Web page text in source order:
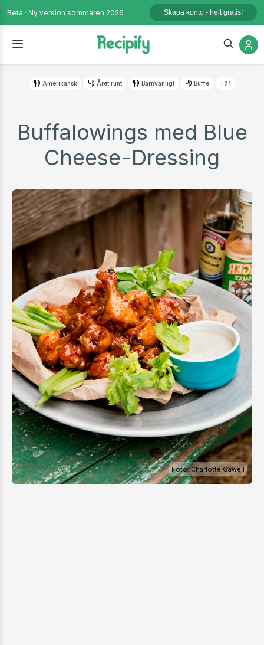
Beta · Ny version sommaren 2026 Skapa konto - helt gratis!
Amerikansk Året runt Barnvänligt Buffé +21
Buffalowings med Blue
Cheese-Dressing
Foto: Charlotte Gawell